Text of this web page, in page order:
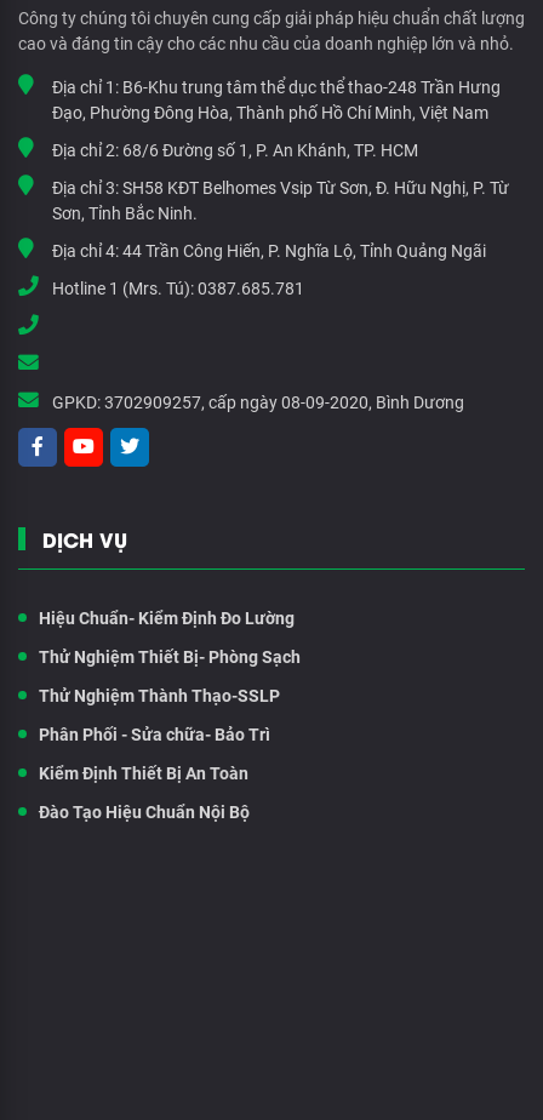
Công ty chúng tôi chuyên cung cấp giải pháp hiệu chuẩn chất lượng
cao và đáng tin cậy cho các nhu cầu của doanh nghiệp lớn và nhỏ.
Địa chỉ 1: B6-Khu trung tâm thể dục thể thao-248 Trần Hưng
Đạo, Phường Đông Hòa, Thành phố Hồ Chí Minh, Việt Nam
Địa chỉ 2: 68/6 Đường số 1, P. An Khánh, TP. HCM
Địa chỉ 3:SH58 KĐT Belhomes Vsip Từ Sơn, Đ. Hữu Nghị, P. Từ
Sơn, Tỉnh Bắc Ninh.
Địa chỉ 4:44 Trần Công Hiến, P. Nghĩa Lộ, Tỉnh Quảng Ngãi
Hotline 1 (Mrs. Tú):0387.685.781
GPKD:3702909257, cấp ngày 08-09-2020, Bình Dương
DỊCH VỤ
Hiệu Chuẩn- Kiểm Định Đo Lường
Thử Nghiệm Thiết Bị- Phòng Sạch
Thử Nghiệm Thành Thạo-SSLP
Phân Phối - Sửa chữa- Bảo Trì
Kiểm Định Thiết Bị An Toàn
Đào Tạo Hiệu Chuẩn Nội Bộ